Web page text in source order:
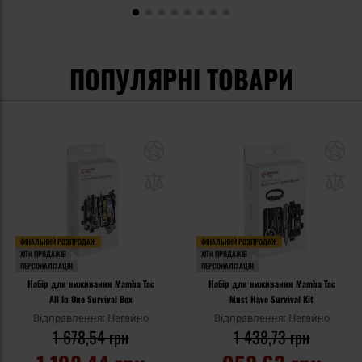
ПОПУЛЯРНІ ТОВАРИ
ФІНАЛЬНИЙ РОЗПРОДАЖ
ХІТИ ПРОДАЖІВ
ПЕРСОНАЛІЗАЦІЯ
Набір для виживання Mamba Tac
All In One Survival Box
Відправлення: Негайно
1 678,54 грн
ФІНАЛЬНИЙ РОЗПРОДАЖ
ХІТИ ПРОДАЖІВ
ПЕРСОНАЛІЗАЦІЯ
Набір для виживання Mamba Tac
Must Have Survival Kit
Відправлення: Негайно
1 438,73 грн